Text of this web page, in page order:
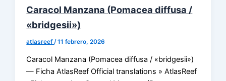
Caracol Manzana (Pomacea diffusa /
«bridgesii»)
atlasreef /11 febrero, 2026
Caracol Manzana (Pomacea diffusa / «bridgesii»)
— Ficha AtlasReef Official translations » AtlasReef